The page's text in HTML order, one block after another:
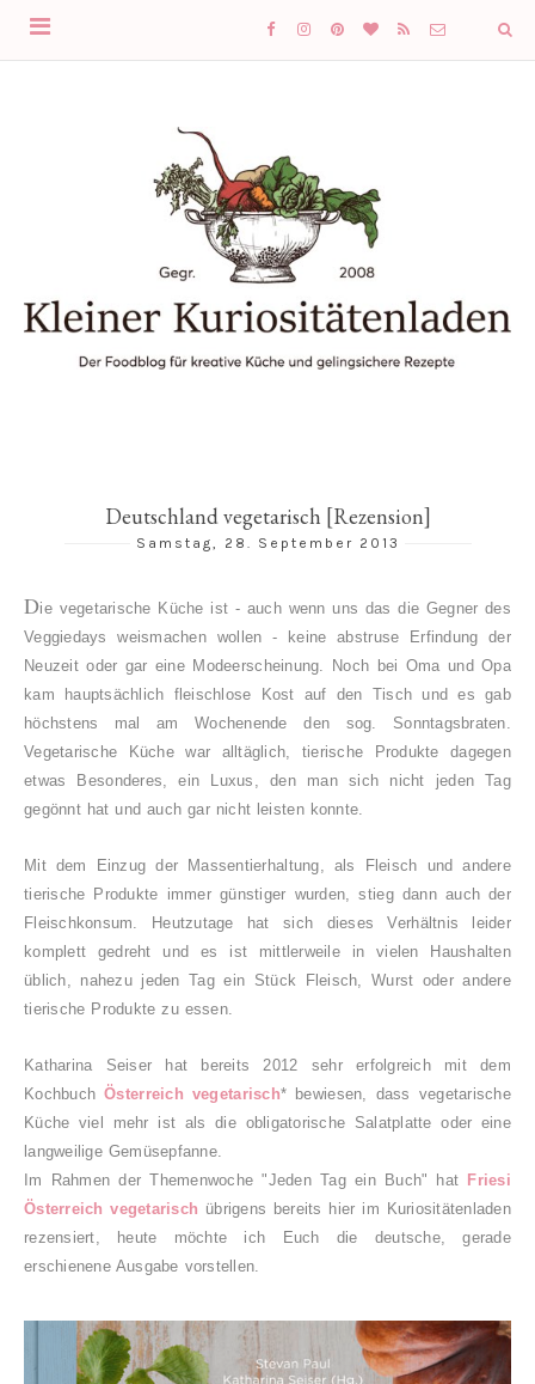
Deutschland vegetarisch [Rezension]
Samstag, 28. September 2013
Die vegetarische Küche ist - auch wenn uns das die Gegner des
Veggiedays weismachen wollen - keine abstruse Erfindung der
Neuzeit oder gar eine Modeerscheinung. Noch bei Oma und Opa
kam hauptsächlich fleischlose Kost auf den Tisch und es gab
höchstens mal am Wochenende den sog. Sonntagsbraten.
Vegetarische Küche war alltäglich, tierische Produkte dagegen
etwas Besonderes, ein Luxus, den man sich nicht jeden Tag
gegönnt hat und auch gar nicht leisten konnte.
Mit dem Einzug der Massentierhaltung, als Fleisch und andere
tierische Produkte immer günstiger wurden, stieg dann auch der
Fleischkonsum. Heutzutage hat sich dieses Verhältnis leider
komplett gedreht und es ist mittlerweile in vielen Haushalten
üblich, nahezu jeden Tag ein Stück Fleisch, Wurst oder andere
tierische Produkte zu essen.
Katharina Seiser hat bereits 2012 sehr erfolgreich mit dem
KochbuchÖsterreich vegetarisch* bewiesen, dass vegetarische
Küche viel mehr ist als die obligatorische Salatplatte oder eine
langweilige Gemüsepfanne.
Im Rahmen der Themenwoche "Jeden Tag ein Buch" hat Friesi
Österreich vegetarisch übrigens bereits hier im Kuriositätenladen
rezensiert, heute möchte ich Euch die deutsche, gerade
erschienene Ausgabe vorstellen.